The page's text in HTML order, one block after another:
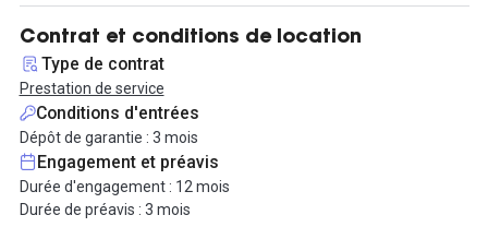
Nous mettons à votre disposition l'ensemble des services et
équipements essentiels au développement de votre entreprise,
sans avoir à vous en soucier.
Profitez ainsi de nombreux espaces communs sur plus de 600m²,
de bureaux de qualité, d'une connexion internet Fibre...
Cet espace est disponible dès aujourd'hui, n'attendez pas pour en
profiter !
Contrat et conditions de location
Type de contrat
Prestation de service
Conditions d'entrées
Dépôt de garantie : 3 mois
Engagement et préavis
Durée d'engagement : 12 mois
Durée de préavis : 3 mois